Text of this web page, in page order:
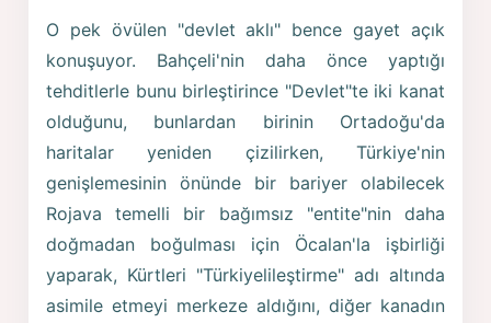
O pek övülen "devlet aklı" bence gayet açık
konuşuyor. Bahçeli'nin daha önce yaptığı
tehditlerle bunu birleştirince "Devlet"te iki kanat
olduğunu, bunlardan birinin Ortadoğu'da
haritalar yeniden çizilirken, Türkiye'nin
genişlemesinin önünde bir bariyer olabilecek
Rojava temelli bir bağımsız "entite"nin daha
doğmadan boğulması için Öcalan'la işbirliği
yaparak, Kürtleri "Türkiyelileştirme" adı altında
asimile etmeyi merkeze aldığını, diğer kanadın